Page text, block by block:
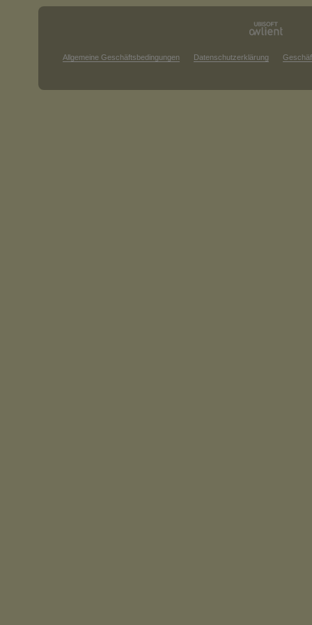
Allgemeine Geschäftsbedingungen Datenschutzerklärung